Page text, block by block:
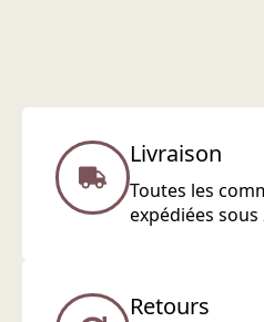
Livraison
Toutes les
expédiées sous
Retours